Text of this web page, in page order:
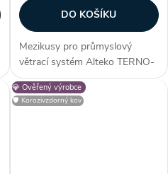
DO KOŠÍKU
Mezikusy pro průmyslový
větrací systém Alteko TERNO-
S. Vhodné pro systém řady
TERNO-S 250. Zákazníci často
dokupují...
💎 Ověřený výrobce
🛡️ Korozivzdorný kov